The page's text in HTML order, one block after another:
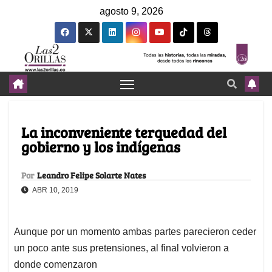
agosto 9, 2026
La inconveniente terquedad del
gobierno y los indígenas
Por Leandro Felipe Solarte Nates
ABR 10, 2019
Aunque por un momento ambas partes parecieron ceder
un poco ante sus pretensiones, al final volvieron a
donde comenzaron